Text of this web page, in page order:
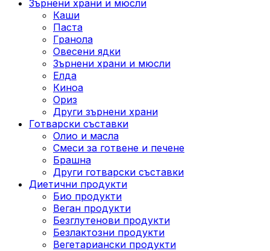
Зърнени храни и мюсли
Каши
Паста
Гранола
Овесени ядки
Зърнени храни и мюсли
Елда
Киноа
Ориз
Други зърнени храни
Готварски съставки
Олио и масла
Смеси за готвене и печене
Брашна
Други готварски съставки
Диетични продукти
Био продукти
Веган продукти
Безглутенови продукти
Безлактозни продукти
Вегетариански продукти